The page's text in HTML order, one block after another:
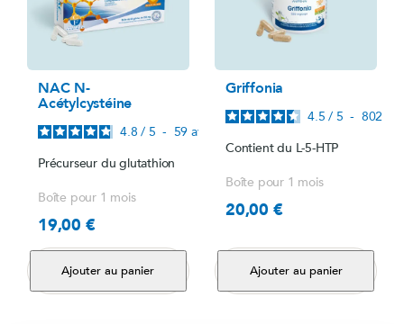
NAC N-
Acétylcystéine
4.8 / 5 - 59avis
Précurseur du glutathion
Boîte pour 1 mois
Prix
19,00 €
Ajouter au panier
Griffonia
4.5 / 5 - 802
Contient du L-5-HTP
Boîte pour 1 mois
Prix
20,00 €
Ajouter au panier